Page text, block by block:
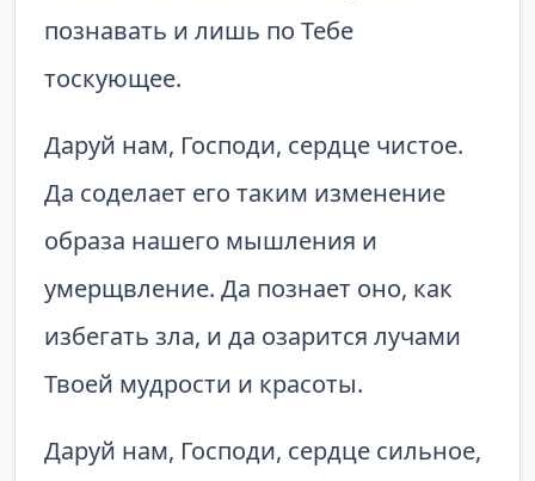
познавать и лишь по Тебе
тоскующее.
Даруй нам, Господи, сердце чистое.
Да соделает его таким изменение
образа нашего мышления и
умерщвление. Да познает оно, как
избегать зла, и да озарится лучами
Твоей мудрости и красоты.
Даруй нам, Господи, сердце сильное,